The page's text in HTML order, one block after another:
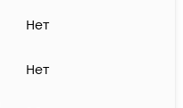
Нет
Нет